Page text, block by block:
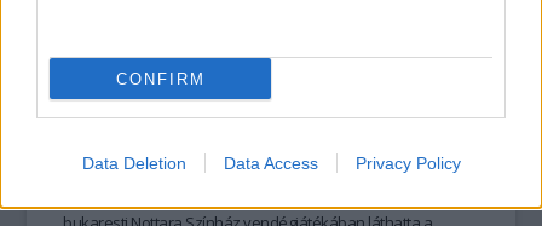
CONFIRM
Data Deletion Data Access Privacy Policy
Rejtélyek, variációk és komplikációk
bukarestből
Éric-Emmanuel Schmitt francia szerző ’90-es évek közepén írt,